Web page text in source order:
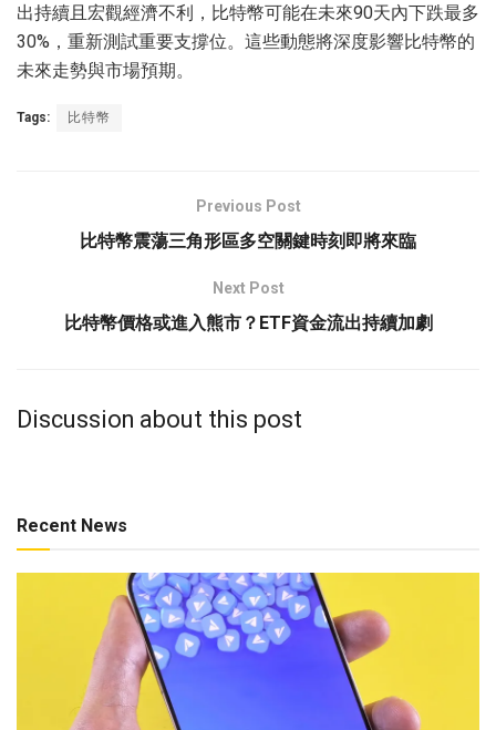
出持續且宏觀經濟不利，比特幣可能在未來90天內下跌最多
30%，重新測試重要支撐位。這些動態將深度影響比特幣的
未來走勢與市場預期。
Tags: 比特幣
Previous Post
比特幣震蕩三角形區多空關鍵時刻即將來臨
Next Post
比特幣價格或進入熊市？ETF資金流出持續加劇
Discussion about this post
Recent News